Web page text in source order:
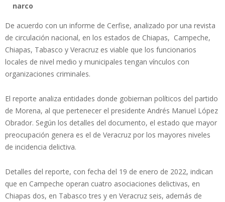
narco
De acuerdo con un informe de Cerfise, analizado por una revista
de circulación nacional, en los estados de Chiapas, Campeche,
Chiapas, Tabasco y Veracruz es viable que los funcionarios
locales de nivel medio y municipales tengan vínculos con
organizaciones criminales.
El reporte analiza entidades donde gobiernan políticos del partido
de Morena, al que pertenecer el presidente Andrés Manuel López
Obrador. Según los detalles del documento, el estado que mayor
preocupación genera es el de Veracruz por los mayores niveles
de incidencia delictiva.
Detalles del reporte, con fecha del 19 de enero de 2022, indican
que en Campeche operan cuatro asociaciones delictivas, en
Chiapas dos, en Tabasco tres y en Veracruz seis, además de